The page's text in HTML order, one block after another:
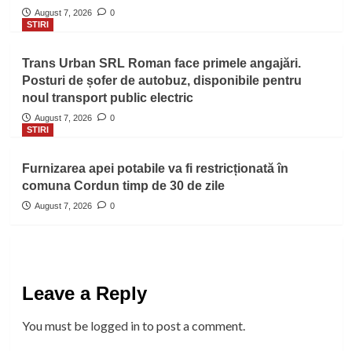
August 7, 2026
0
STIRI
Trans Urban SRL Roman face primele angajări.
Posturi de șofer de autobuz, disponibile pentru
noul transport public electric
August 7, 2026
0
STIRI
Furnizarea apei potabile va fi restricționată în
comuna Cordun timp de 30 de zile
August 7, 2026 0
Leave a Reply
You must be logged into post a comment.